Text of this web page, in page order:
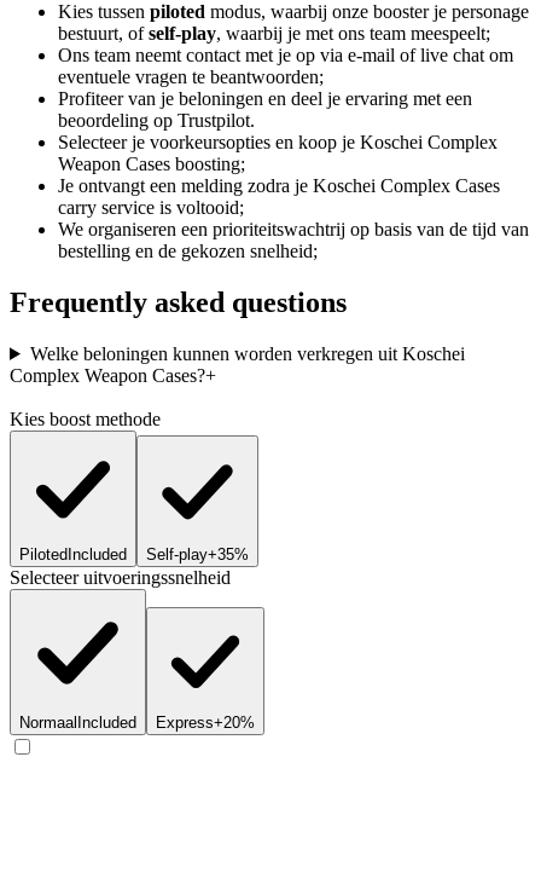
Kies tussen piloted modus, waarbij onze booster je personage
bestuurt, ofself-play, waarbij je met ons team meespeelt;
Ons team neemt contact met je op via e-mail of live chat om
eventuele vragen te beantwoorden;
Profiteer van je beloningen en deel je ervaring met een
beoordeling op Trustpilot.
Selecteer je voorkeursopties en koop je Koschei Complex
Weapon Cases boosting;
Je ontvangt een melding zodra je Koschei Complex Cases
carry service is voltooid;
We organiseren een prioriteitswachtrij op basis van de tijd van
bestelling en de gekozen snelheid;
Frequently asked questions
Welke beloningen kunnen worden verkregen uit Koschei
Complex Weapon Cases?+
Kies boost methode
Piloted Included Self-play+35%
Selecteer uitvoeringssnelheid
Normaal Included Express+20%